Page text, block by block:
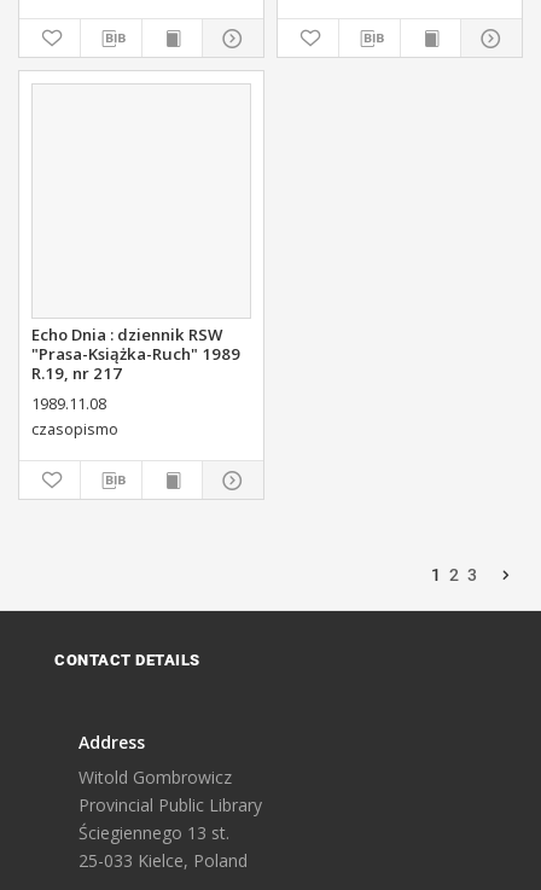
Echo Dnia : dziennik RSW
"Prasa-Książka-Ruch" 1989
R.19, nr 217
1989.11.08
czasopismo
1 2 3
CONTACT DETAILS
Address
Witold Gombrowicz
Provincial Public Library
Ściegiennego 13 st.
25-033 Kielce, Poland